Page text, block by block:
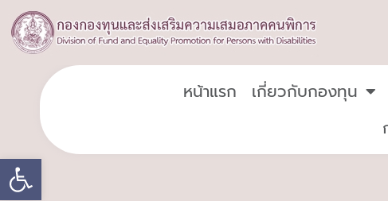
Open toolbar
หน้าแรก เกี่ยวกับกองทุน